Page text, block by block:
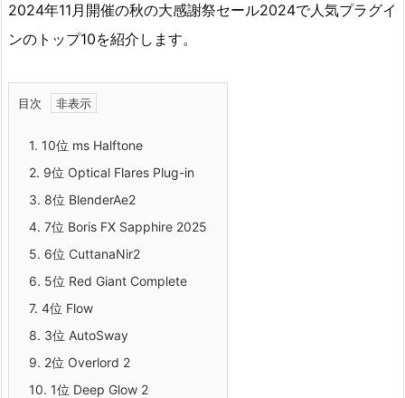
2024年11月開催の秋の大感謝祭セール2024で人気プラグイ
ンのトップ10を紹介します。
目次
1. 10位 ms Halftone
2. 9位 Optical Flares Plug-in
3. 8位 BlenderAe2
4. 7位 Boris FX Sapphire 2025
5. 6位 CuttanaNir2
6. 5位 Red Giant Complete
7. 4位 Flow
8. 3位 AutoSway
9. 2位 Overlord 2
10. 1位 Deep Glow 2